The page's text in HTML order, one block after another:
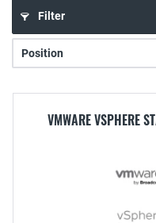
Filter
VMWARE VSPHERE